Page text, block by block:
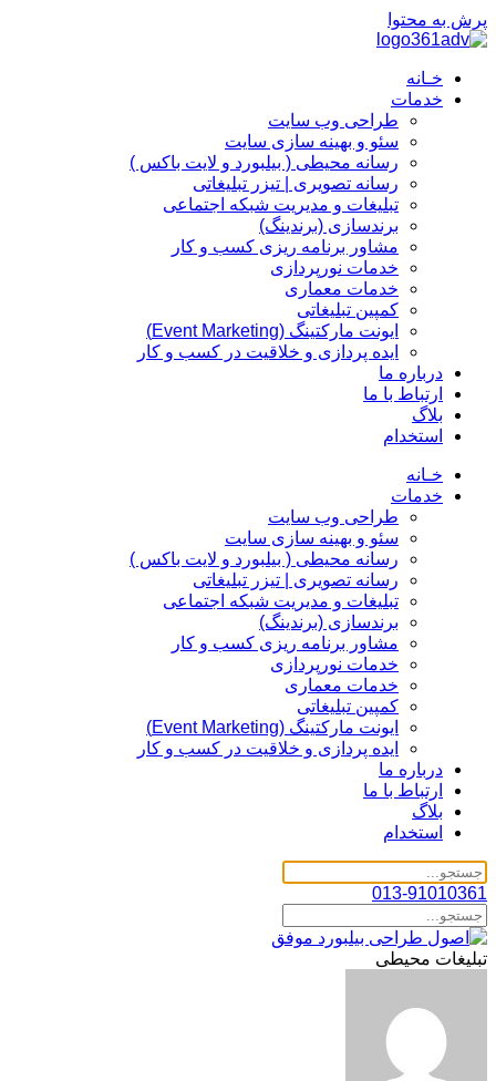
پرش به محتوا
خـانه
خدمات
طراحی وب سایت
سئو و بهینه سازی سایت
رسانه محیطی ( بیلبورد و لایت باکس )
رسانه تصویری | تیزر تبلیغاتی
تبلیغات و مدیریت شبکه اجتماعی
برندسازی (برندینگ)‌
مشاور برنامه ریزی کسب و کار
خدمات نورپردازی
خدمات معماری
کمپین تبلیغاتی
ایونت مارکتینگ (Event Marketing)
ایده پردازی و خلاقیت در کسب و کار
درباره ما
ارتباط با ما
بلاگ
استخدام
خـانه
خدمات
طراحی وب سایت
سئو و بهینه سازی سایت
رسانه محیطی ( بیلبورد و لایت باکس )
رسانه تصویری | تیزر تبلیغاتی
تبلیغات و مدیریت شبکه اجتماعی
برندسازی (برندینگ)‌
مشاور برنامه ریزی کسب و کار
خدمات نورپردازی
خدمات معماری
کمپین تبلیغاتی
ایونت مارکتینگ (Event Marketing)
ایده پردازی و خلاقیت در کسب و کار
درباره ما
ارتباط با ما
بلاگ
استخدام
013-91010361
تبلیغات محیطی